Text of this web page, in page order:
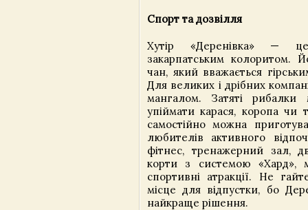
Спорт та дозвілля
Хутір «Деренівка» —
закарпатським колоритом.
чан, який вважається
Для великих і дрібних
мангалом. Затяті рибалки
упіймати карася, коропа чи
самостійно можна
любителів активного
фітнес, тренажерний зал,
корти з системою «Хард»,
спортивні атракції. Не
місце для відпустки, бо
найкраще рішення.